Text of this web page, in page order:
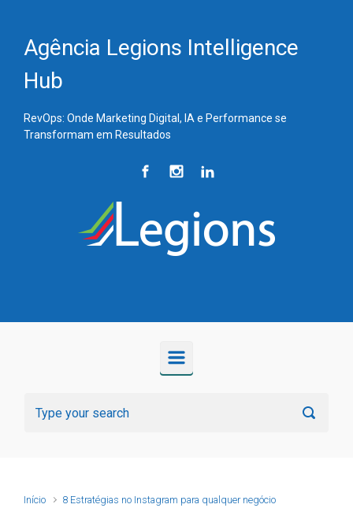
Agência Legions Intelligence
Hub
RevOps: Onde Marketing Digital, IA e Performance se
Transformam em Resultados
Início
8 Estratégias no Instagram para qualquer negócio